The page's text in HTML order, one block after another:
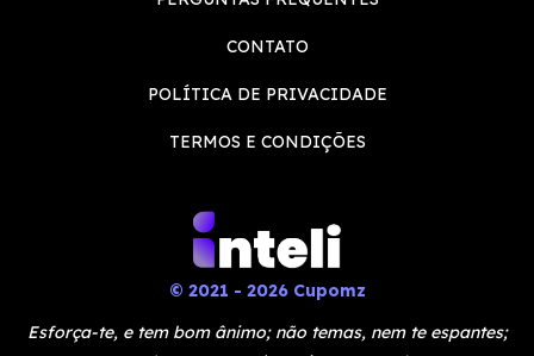
CONTATO
POLÍTICA DE PRIVACIDADE
TERMOS E CONDIÇÕES
© 2021 - 2026 Cupomz
Esforça-te, e tem bom ânimo; não temas, nem te espantes;